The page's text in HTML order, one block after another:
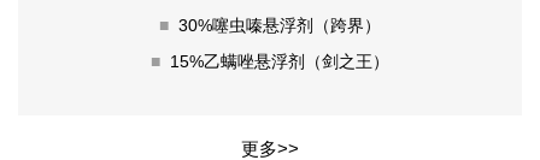
■ 30%噻虫嗪悬浮剂（跨界）
■ 15%乙螨唑悬浮剂（剑之王）
更多>>